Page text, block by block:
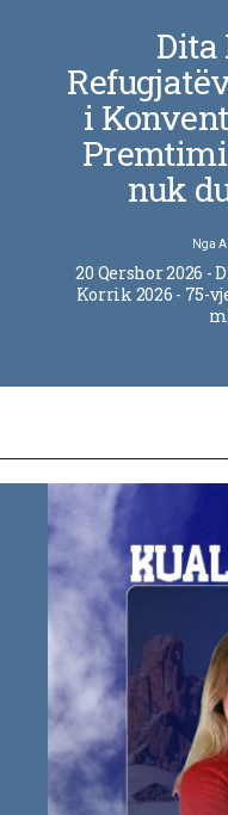
Dita
i
nuk
Nga
20 Qershor 2026 -
Korrik 2026 - 75-